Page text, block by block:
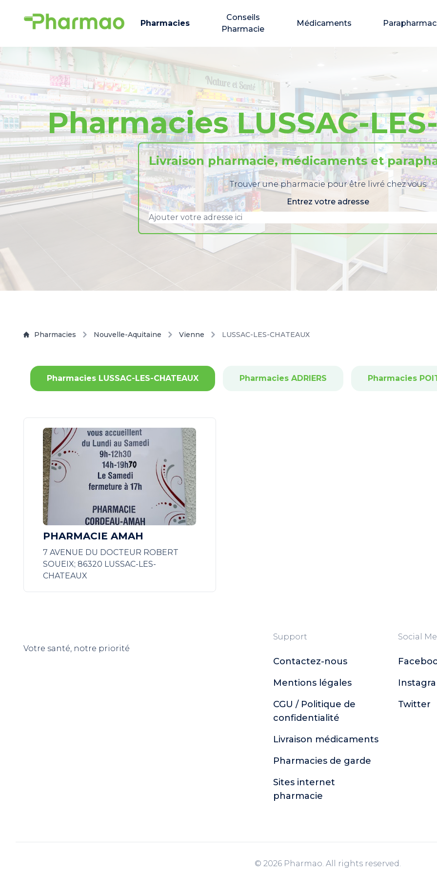
Pharmacies
Conseils
Pharmacie
Médicaments
Pharmacies LUSSAC-
Livraison pharmacie, médicaments et
Trouver une pharmacie pour être livré chez vous
Entrez votre adresse
Pharmacies Nouvelle-Aquitaine Vienne LUSSAC-LES-CHATEAUX
Pharmacies LUSSAC-LES-CHATEAUX Pharmacies ADRIERS Pharmacies
PHARMACIE AMAH
7 AVENUE DU DOCTEUR ROBERT
SOUEIX; 86320 LUSSAC-LES-
CHATEAUX
Votre santé, notre priorité
Support
Contactez-nous
Mentions légales
CGU / Politique de
confidentialité
Livraison médicaments
Pharmacies de garde
Sites internet
pharmacie
Social
Twitter
© 2026 Pharmao. All rights reserved.